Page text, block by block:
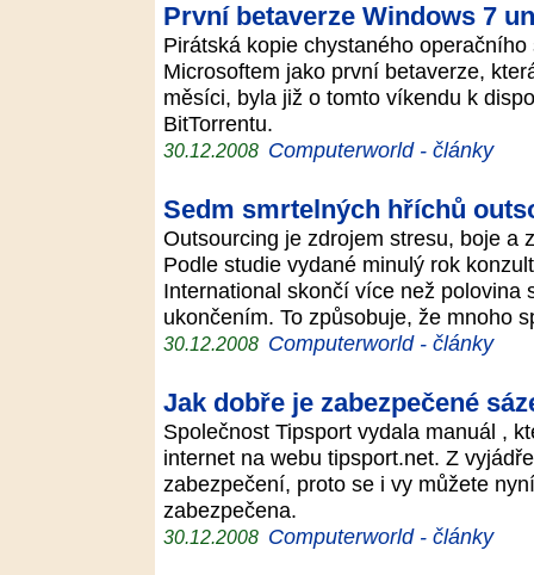
První betaverze Windows 7
Pirátská kopie chystaného
Microsoftem jako první betaverze,
měsíci, byla již o tomto víkendu k
BitTorrentu.
30.12.2008 Computerworld - články
Sedm smrtelných hříchů
Outsourcing je zdrojem stresu, boje a
Podle studie vydané minulý rok
International skončí více než polovina
ukončením. To způsobuje, že mnoho
30.12.2008 Computerworld - články
Jak dobře je zabezpečené
Společnost Tipsport vydala manuál ,
internet na webu tipsport.net. Z
zabezpečení, proto se i vy můžete
zabezpečena.
30.12.2008 Computerworld - články